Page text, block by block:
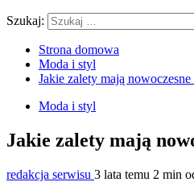
Szukaj:
Strona domowa
Moda i styl
Jakie zalety mają
Moda i styl
Jakie zalety mają
redakcja serwisu 3 lata temu 2 min